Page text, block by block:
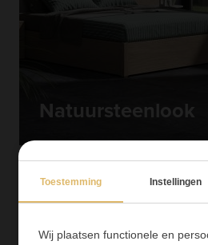
Natuursteenlook
Toestemming Instellingen
Wij plaatsen functionele en